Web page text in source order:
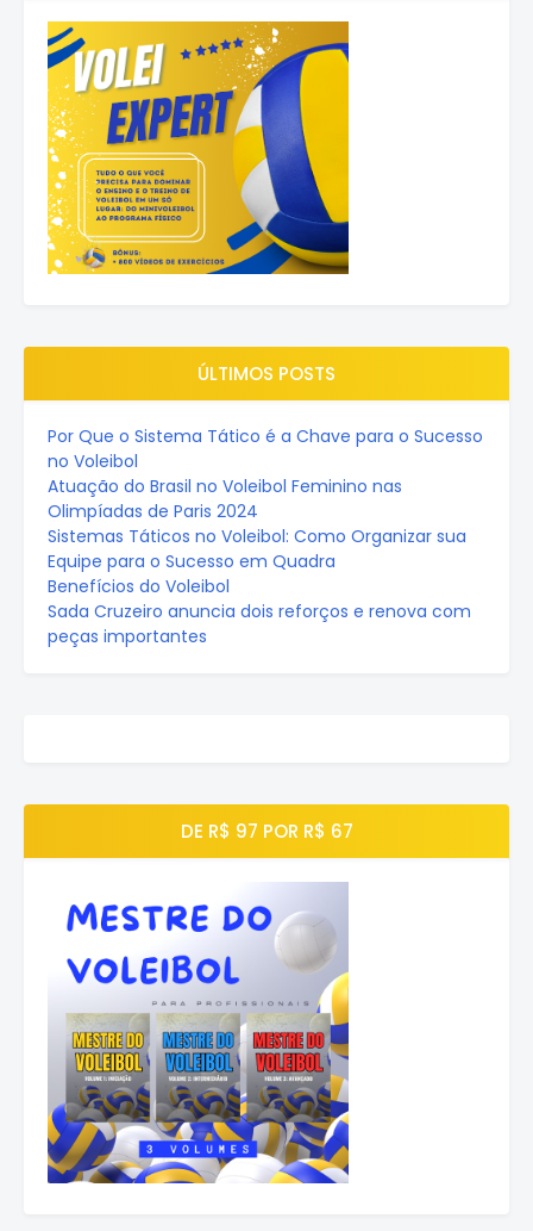
ÚLTIMOS POSTS
Por Que o Sistema Tático é a Chave para o Sucesso
no Voleibol
Atuação do Brasil no Voleibol Feminino nas
Olimpíadas de Paris 2024
Sistemas Táticos no Voleibol: Como Organizar sua
Equipe para o Sucesso em Quadra
Benefícios do Voleibol
Sada Cruzeiro anuncia dois reforços e renova com
peças importantes
DE R$ 97 POR R$ 67